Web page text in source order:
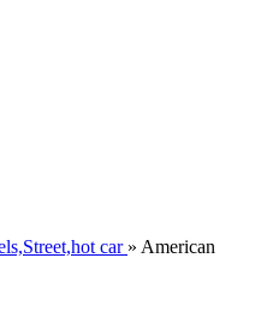
car » American